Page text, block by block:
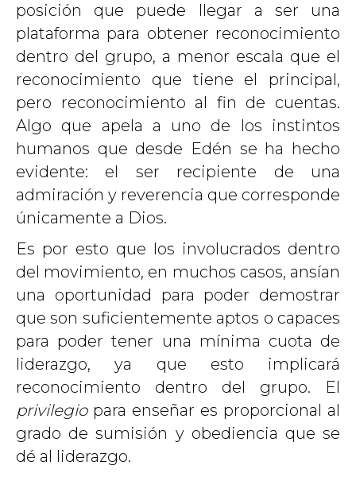
posición que puede llegar a ser una
plataforma para obtener reconocimiento
dentro del grupo, a menor escala que el
reconocimiento que tiene el principal,
pero reconocimiento al fin de cuentas.
Algo que apela a uno de los instintos
humanos que desde Edén se ha hecho
evidente: el ser recipiente de una
admiración y reverencia que corresponde
únicamente a Dios.
Es por esto que los involucrados dentro
del movimiento, en muchos casos, ansían
una oportunidad para poder demostrar
que son suficientemente aptos o capaces
para poder tener una mínima cuota de
liderazgo, ya que esto implicará
reconocimiento dentro del grupo. El
privilegiopara enseñar es proporcional al
grado de sumisión y obediencia que se
dé al liderazgo.